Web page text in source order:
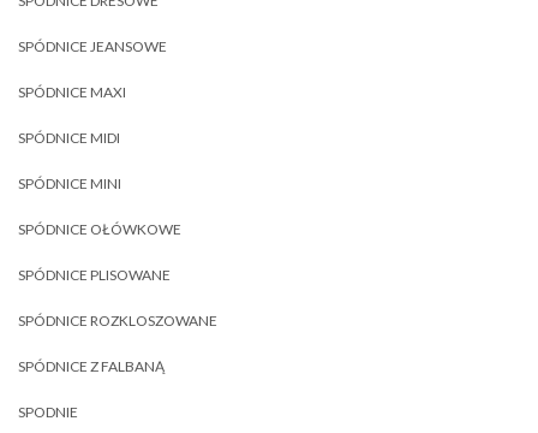
SPÓDNICE JEANSOWE
SPÓDNICE MAXI
SPÓDNICE MIDI
SPÓDNICE MINI
SPÓDNICE OŁÓWKOWE
SPÓDNICE PLISOWANE
SPÓDNICE ROZKLOSZOWANE
SPÓDNICE Z FALBANĄ
SPODNIE